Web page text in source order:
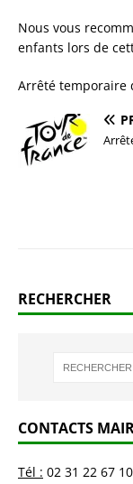
Nous vous
enfants lors de
Arrêté temporaire
RECHERCHER
CONTACTS
Tél : 02 31 22 67 10